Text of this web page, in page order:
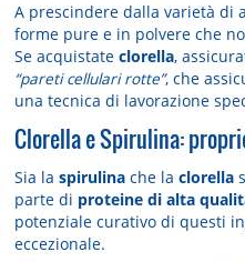
A prescindere dalla varietà di
forme pure e in polvere che
Se acquistateclorella,
“pareti cellulari rotte”, che
una tecnica di lavorazione
Clorella e Spirulina:
Sia laspirulina che laclorella
parte di proteine di alta
potenziale curativo di questi
eccezionale.